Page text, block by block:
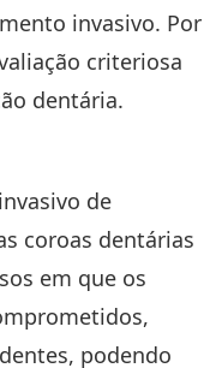
invasivo. Por
criteriosa
dentária.
de
coroas dentárias
em que os
podendo